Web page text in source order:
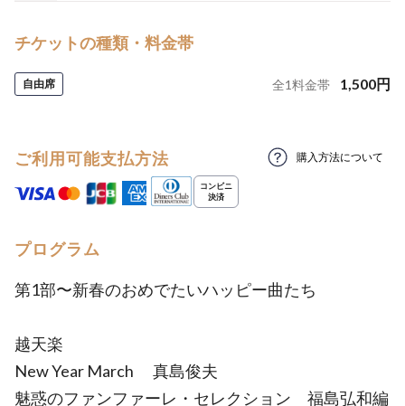
チケットの種類・料金帯
自由席 全1料金帯 1,500円
ご利用可能支払方法 購入方法について
プログラム
第1部〜新春のおめでたいハッピー曲たち
越天楽
New Year March 真島俊夫
魅惑のファンファーレ・セレクション 福島弘和編